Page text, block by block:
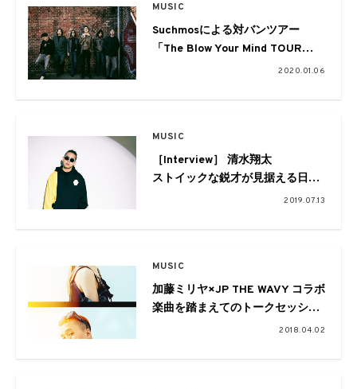
MUSIC
Suchmosによる対バンツアー
「The Blow Your Mind TOUR
2020」の第一弾にcero、ペトロ
2020.01.06
MUSIC
［Interview］ 清水翔太
ストイックな鋭才が見据える日本
2019.07.13
MUSIC
加藤ミリヤ×JP THE WAVY コラボ
楽曲を踏まえてのトークセッショ
2018.04.02